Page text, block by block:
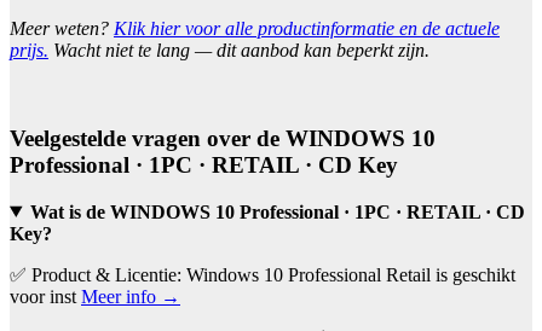
Meer weten? Klik hier voor alle productinformatie en de actuele
prijs. Wacht niet te lang — dit aanbod kan beperkt zijn.
Veelgestelde vragen over de WINDOWS 10
Professional · 1PC · RETAIL · CD Key
Wat is de WINDOWS 10 Professional · 1PC · RETAIL · CD
Key?
✅ Product & Licentie: Windows 10 Professional Retail is geschikt
voor inst Meer info →